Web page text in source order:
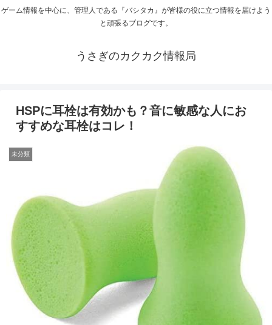
ゲーム情報を中心に、管理人である『バシタカ』が皆様の役に立つ情報を届けよう
と頑張るブログです。
うさぎのカクカク情報局
HSPに耳栓は有効かも？音に敏感な人にお
すすめな耳栓はコレ！
未分類